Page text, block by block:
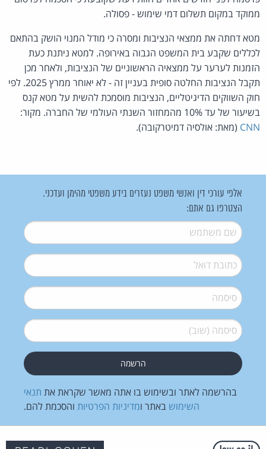
ממוקד במקום תשלום דמי שימוש - פסולה.
מטא דחתה את ממצאי הנציבות ומסרה כי מודל המנוי הושק בהתאם
לכללים שקבע בית המשפט הגבוה באירופה. למטא ניתנת כעת
הזמנות לערער על ממצאיה הראשוניים של הנציבות, ולאחר מכן
תקבל הנציבות החלטה סופית בעניין זה - לא יאוחר ממרץ 2025. לפי
חוק השווקים הדיגיטליים, הנציבות מוסמכת להשית על מטא קנס
בשיעור של עד 10% מהמחזור השנתי העולמי של החברה. מקור:
CNN (מאת: אולסיה דמיטרקובה).
אלפי עורכי דין ואנשי משפט נעזרים בידע משפטי מהימן ועדכני.
הצטרפו גם אתם:
שם משתמש*
דואל*
סיסמה*
סיסמה (שוב)*
בהרשמה לאתר ובשימוש בו אתה מאשר שקראת את תנאי
השימוש באתר ומדיניות הפרטיות והסכמת להם.